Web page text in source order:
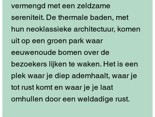
vermengd met een zeldzame
sereniteit. De thermale baden, met
hun neoklassieke architectuur, komen
uit op een groen park waar
eeuwenoude bomen over de
bezoekers lijken te waken. Het is een
plek waar je diep ademhaalt, waar je
tot rust komt en waar je je laat
omhullen door een weldadige rust.